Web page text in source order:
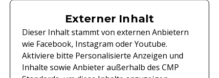
Externer Inhalt
Dieser Inhalt stammt von externen Anbietern
wie Facebook, Instagram oder Youtube.
Aktiviere bitte Personalisierte Anzeigen und
Inhalte sowie Anbieter außerhalb des CMP